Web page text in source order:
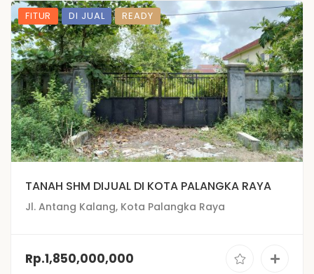
FITUR DI JUAL READY
TANAH SHM DIJUAL DI KOTA PALANGKA RAYA
Jl. Antang Kalang, Kota Palangka Raya
Rp.1,850,000,000